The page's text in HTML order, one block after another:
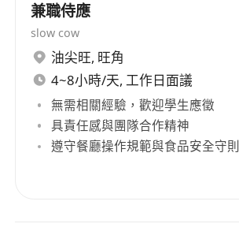
兼職侍應
slow cow
油尖旺, 旺角
4~8小時/天, 工作日面議
無需相關經驗，歡迎學生應徵
具責任感與團隊合作精神
遵守餐廳操作規範與食品安全守則